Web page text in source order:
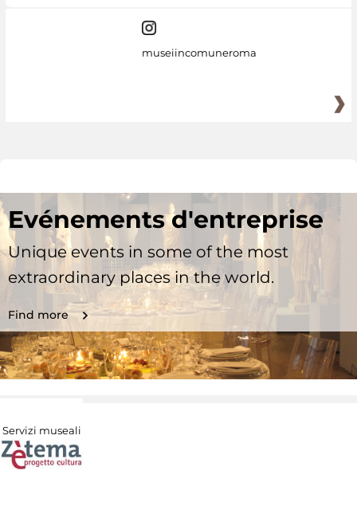
museiincomuneroma
Evénements d'entreprise
Unique events in some of the most
extraordinary places in the world.
Find more
Servizi museali